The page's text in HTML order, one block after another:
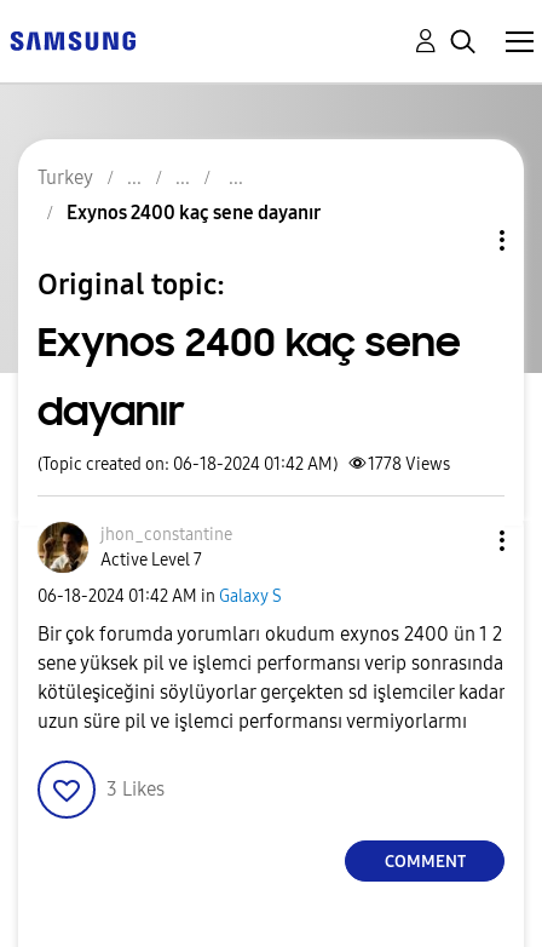
Turkey
Exynos 2400 kaç sene dayanır
Original topic:
Exynos 2400 kaç sene
dayanır
(Topic created on: 06-18-2024 01:42 AM) 1778Views
jhon_constantine
Active Level 7
‎06-18-2024 01:42 AM in Galaxy S
Bir çok forumda yorumları okudum exynos 2400 ün 1 2
sene yüksek pil ve işlemci performansı verip sonrasında
kötüleşiceğini söylüyorlar gerçekten sd işlemciler kadar
uzun süre pil ve işlemci performansı vermiyorlarmı
3 Likes
COMMENT